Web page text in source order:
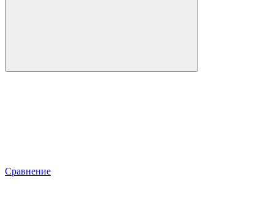
Сравнение